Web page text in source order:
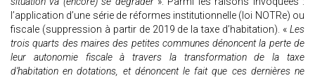
l’application d’une série de réformes institutionnelle (loi NOTRe) ou
fiscale (suppression à partir de 2019 de la taxe d’habitation). « Les
trois quarts des maires des petites communes dénoncent la perte de
leur autonomie fiscale à travers la transformation de la taxe
d’habitation en dotations, et dénoncent le fait que ces dernières ne